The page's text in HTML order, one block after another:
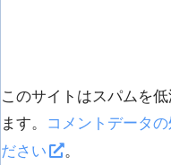
このサイトはスパムを
ます。
コメントデータ
ださい
。